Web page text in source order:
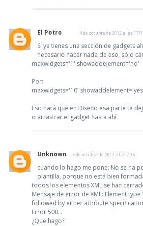
El Potro 4 de octubre de 2012 a las 17:01
Si ya tienes una sección de gadgets
necesario hacer nada de eso, sólo
maxwidgets='1' showaddelement='no'
Por:
maxwidgets='10'
Eso hará que en Diseño esa parte te
o arrastrar el gadget hasta ahí.
Unknown 5 de octubre de 2012 a las 7:05
cuando lo hago me pone: No se ha
plantilla, porque no está bien
todos los elementos XML se han
Mensaje de error de XML: Element
followed by either attribute
Error 500...
¿Que hago?